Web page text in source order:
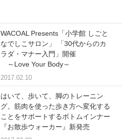
WACOAL Presents「小学館 しごと
なでしこサロン」 「30代からのカ
ラダ・マナー入門」開催
～Love Your Body～
2017.02.10
はいて、歩いて、脚のトレーニン
グ。筋肉を使った歩き方へ変化する
ことをサポートするボトムインナー
『お散歩ウォーカー』新発売